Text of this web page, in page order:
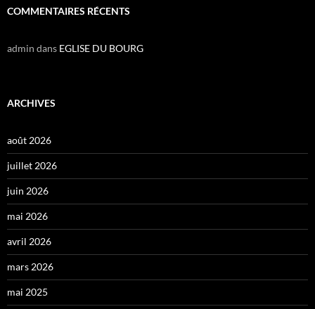
COMMENTAIRES RÉCENTS
admin dans EGLISE DU BOURG
ARCHIVES
août 2026
juillet 2026
juin 2026
mai 2026
avril 2026
mars 2026
mai 2025